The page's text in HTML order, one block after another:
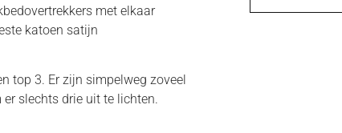
met elkaar
katoen satijn
top 3. Er zijn simpelweg zoveel
slechts drie uit te lichten.